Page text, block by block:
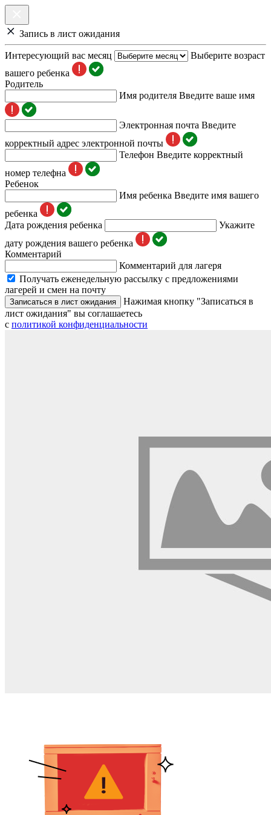
Запись в лист ожидания
Интересующий вас месяц
Выберите возраст
вашего ребенка
Родитель
Имя родителя Введите ваше имя
Электронная почта Введите
корректный адрес электронной почты
Телефон Введите корректный
номер телефна
Ребенок
Имя ребенка Введите имя вашего
ребенка
Дата рождения ребенка
Укажите
дату рождения вашего ребенка
Комментарий
Комментарий для лагеря
Получать еженедельную рассылку с предложениями
лагерей и смен на почту
Записаться в лист ожидания
Нажимая кнопку "Записаться в
лист ожидания" вы соглашаетесь
с политикой конфиденциальности